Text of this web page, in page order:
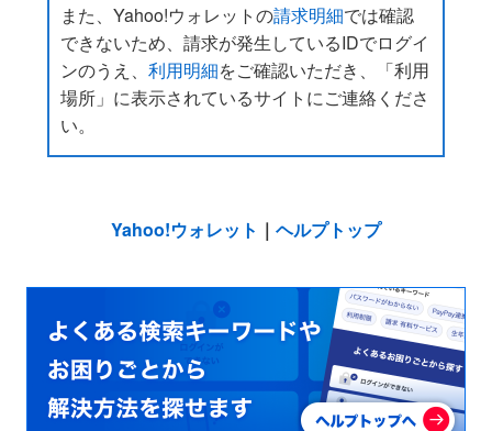
また、Yahoo!ウォレットの請求明細では確認
できないため、請求が発生しているIDでログイ
ンのうえ、利用明細をご確認いただき、「利用
場所」に表示されているサイトにご連絡くださ
い。
Yahoo!ウォレット ｜ ヘルプトップ